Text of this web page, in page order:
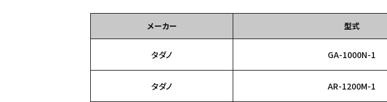
メーカー 型式
タダノ GA-1000N-1
タダノ AR-1200M-1